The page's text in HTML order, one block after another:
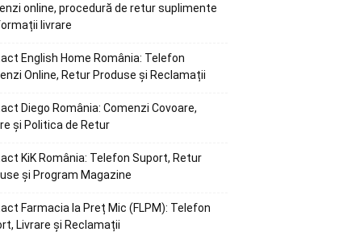
online, procedură de retur suplimente
livrare
English Home România: Telefon
Online, Retur Produse și Reclamații
Diego România: Comenzi Covoare,
și Politica de Retur
KiK România: Telefon Suport, Retur
și Program Magazine
Farmacia la Preț Mic (FLPM): Telefon
Livrare și Reclamații